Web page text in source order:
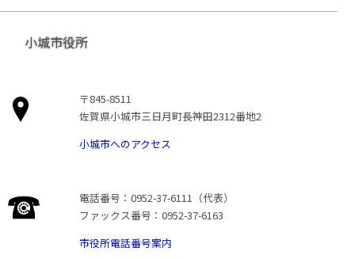
小城市役所
〒845-8511
佐賀県小城市三日月町長神田2312番地2
小城市へのアクセス
電話番号：0952-37-6111（代表）
ファックス番号：0952-37-6163
市役所電話番号案内